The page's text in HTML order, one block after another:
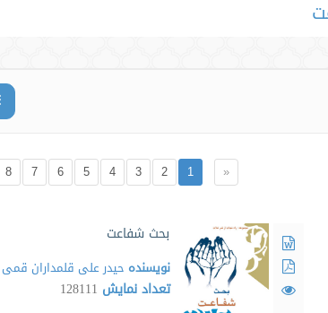
«
1
2
3
4
5
6
7
8
بحث شفاعت
نویسنده حیدر علی قلمداران قمی
تعداد نمایش 128111